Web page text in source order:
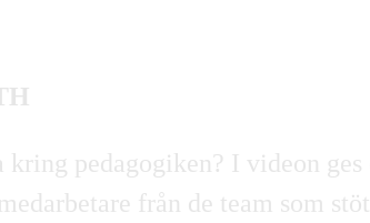
pedagogiken? I videon
från de team som